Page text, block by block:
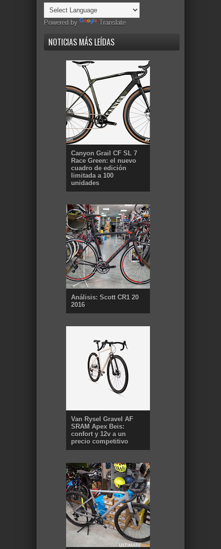
Powered by Translate
NOTICIAS MÁS LEÍDAS
Canyon Grail CF SL 7
Race Green: el nuevo
cuadro de edición
limitada a 100
unidades
Análisis: Scott CR1 20
2016
Van Rysel Gravel AF
SRAM Apex Beis:
confort y 12v a un
precio competitivo